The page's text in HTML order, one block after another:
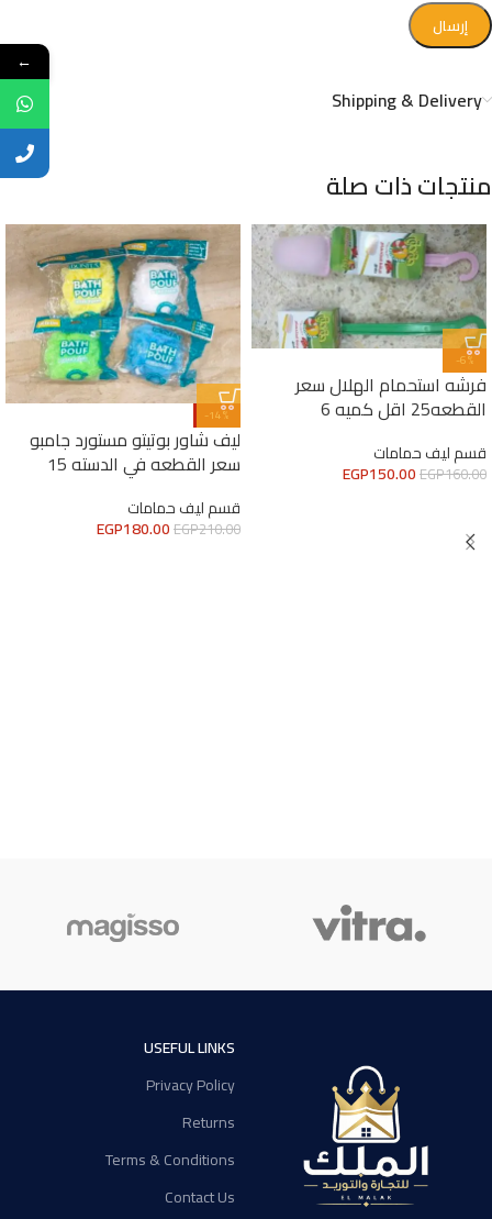
Shipping & Delivery
منتجات ذات صلة
-6%
فرشه استحمام الهلال سعر
القطعه25 اقل كميه 6
قسم ليف حمامات
EGP160.00
EGP150.00
-14%
ليف شاور بوتيتو مستورد جامبو
سعر القطعه في الدسته 15
قسم ليف حمامات
EGP210.00
EGP180.00
USEFUL LINKS
Privacy Policy
Returns
Terms & Conditions
Contact Us
←